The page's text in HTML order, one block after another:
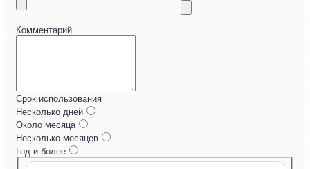
Комментарий
Срок использования
Несколько дней
Около месяца
Несколько месяцев
Год и более